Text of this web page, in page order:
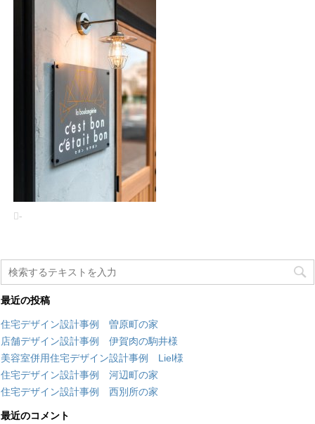
-
最近の投稿
住宅デザイン設計事例 曽原町の家
店舗デザイン設計事例 伊賀肉の駒井様
美容室併用住宅デザイン設計事例 Liel様
住宅デザイン設計事例 河辺町の家
住宅デザイン設計事例 西別所の家
最近のコメント